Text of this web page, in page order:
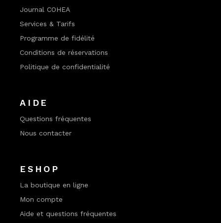
Journal COHEA
Services & Tarifs
Programme de fidélité
Conditions de réservations
Politique de confidentialité
AIDE
Questions fréquentes
Nous contacter
ESHOP
La boutique en ligne
Mon compte
Aide et questions fréquentes